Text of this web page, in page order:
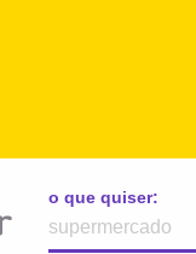
o que quiser: